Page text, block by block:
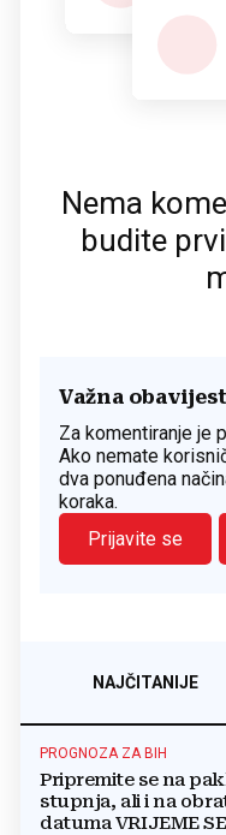
Nema
budite
Važna obavijest
Za komentiranje je
Ako nemate
dva ponuđena
koraka.
Prijavite se
NAJČITANIJE
PROGNOZA ZA BIH
Pripremite se na
stupnja, ali i na
datuma VRIJEME